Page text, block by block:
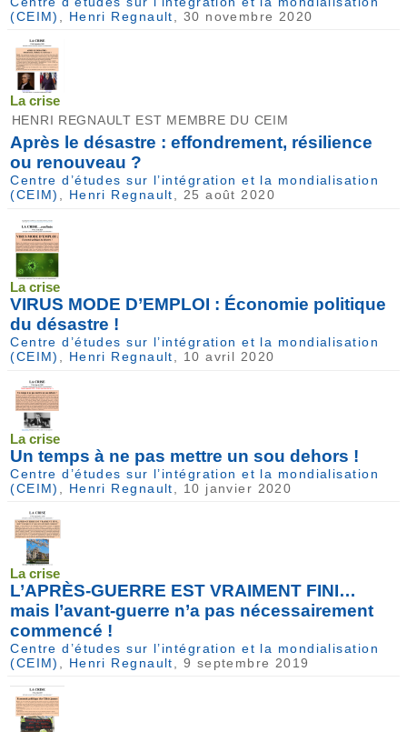
(CEIM)
Henri Regnault , 30 novembre 2020
La crise
HENRI REGNAULT EST MEMBRE DU CEIM
Après le désastre : effondrement, résilience
ou renouveau ?
Centre d’études sur l’intégration et la mondialisation
(CEIM)
Henri Regnault , 25 août 2020
La crise
VIRUS MODE D’EMPLOI : Économie politique
du désastre !
Centre d’études sur l’intégration et la mondialisation
(CEIM)
Henri Regnault , 10 avril 2020
La crise
Un temps à ne pas mettre un sou dehors !
Centre d’études sur l’intégration et la mondialisation
(CEIM)
Henri Regnault , 10 janvier 2020
La crise
L’APRÈS-GUERRE EST VRAIMENT FINI…
mais l’avant-guerre n’a pas nécessairement
commencé !
Centre d’études sur l’intégration et la mondialisation
(CEIM)
Henri Regnault , 9 septembre 2019